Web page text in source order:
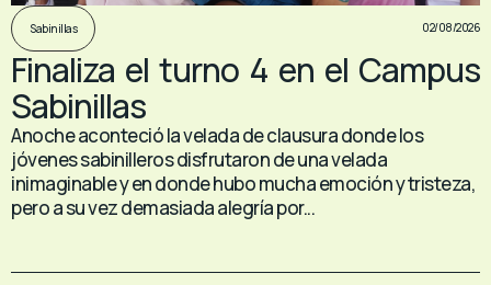
Sabinillas 02/08/2026
Finaliza el turno 4 en el Campus
Sabinillas
Anoche aconteció la velada de clausura donde los
jóvenes sabinilleros disfrutaron de una velada
inimaginable y en donde hubo mucha emoción y tristeza,
pero a su vez demasiada alegría por...